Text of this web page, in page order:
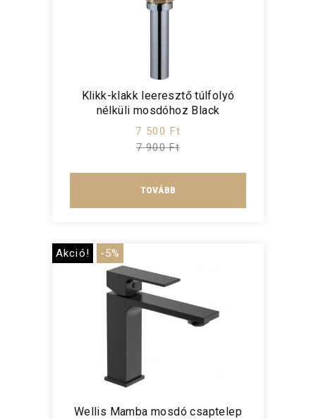
Klikk-klakk leeresztő túlfolyó
nélküli mosdóhoz Black
7 500 Ft
7 900 Ft
TOVÁBB
Akció! -5%
Wellis Mamba mosdó csaptelep